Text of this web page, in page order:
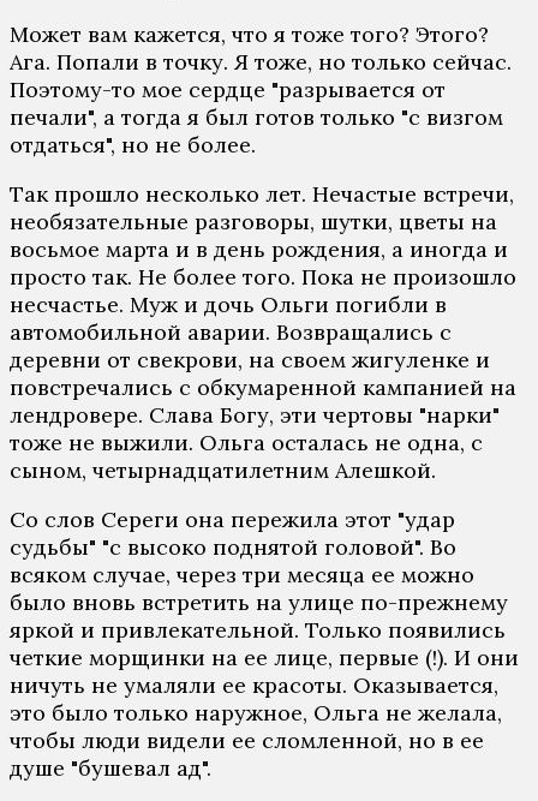
Может вам кажется, что я тоже того? Этого?
Ага. Попали в точку. Я тоже, но только сейчас.
Поэтому-то мое сердце "разрывается от
печали", а тогда я был готов только "с визгом
отдаться", но не более.
Так прошло несколько лет. Нечастые встречи,
необязательные разговоры, шутки, цветы на
восьмое марта и в день рождения, а иногда и
просто так. Не более того. Пока не произошло
несчастье. Муж и дочь Ольги погибли в
автомобильной аварии. Возвращались с
деревни от свекрови, на своем жигуленке и
повстречались с обкумаренной кампанией на
лендровере. Слава Богу, эти чертовы "нарки"
тоже не выжили. Ольга осталась не одна, с
сыном, четырнадцатилетним Алешкой.
Со слов Сереги она пережила этот "удар
судьбы" "с высоко поднятой головой". Во
всяком случае, через три месяца ее можно
было вновь встретить на улице по-прежнему
яркой и привлекательной. Только появились
четкие морщинки на ее лице, первые (!). И они
ничуть не умаляли ее красоты. Оказывается,
это было только наружное, Ольга не желала,
чтобы люди видели ее сломленной, но в ее
душе "бушевал ад".